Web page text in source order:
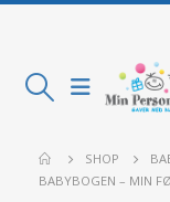
SHOP
BABYBOGEN – MIN